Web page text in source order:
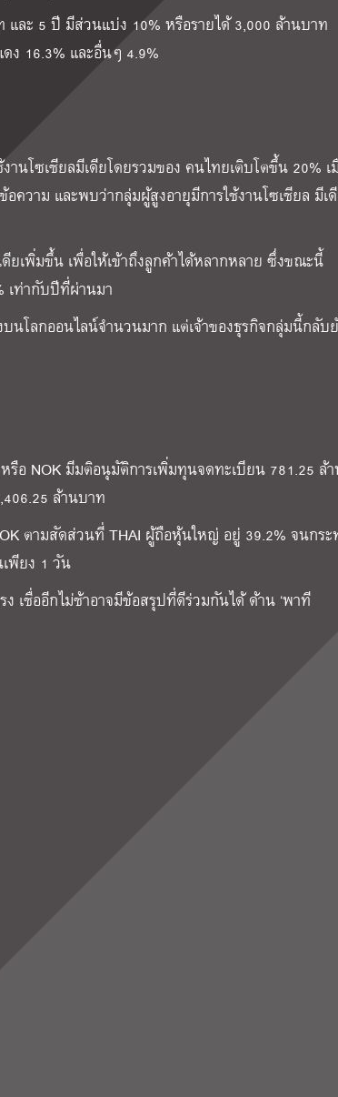
ละ 5 ปี มีส่วนแบ่ง 10% หรือรายได้ 3,000 ล้านบาท
ง 16.3% และอื่นๆ 4.9%
นโซเชียลมีเดียโดยรวมของ คนไทยเติบโตขึ้น 20% เ
วาม และพบว่ากลุ่มผู้สูงอายุมีการใช้งานโซเชียล มีเ
เพิ่มขึ้น เพื่อให้เข้าถึงลูกค้าได้หลากหลาย ซึ่งขณะนี้
เท่ากับปีที่ผ่านมา
โลกออนไลน์จำนวนมาก แต่เจ้าของธุรกิจกลุ่มนี้กลับ
อ NOK มีมติอนุมัติการเพิ่มทุนจดทะเบียน 781.25 ล้
ล้านบาท
ตามสัดส่วนที่ THAI ผู้ถือหุ้นใหญ่ อยู่ 39.2% จนกระ
พียง 1 วัน
เชื่ออีกไม่ช้าอาจมีข้อสรุปที่ดีร่วมกันได้ ด้าน ‘พาที